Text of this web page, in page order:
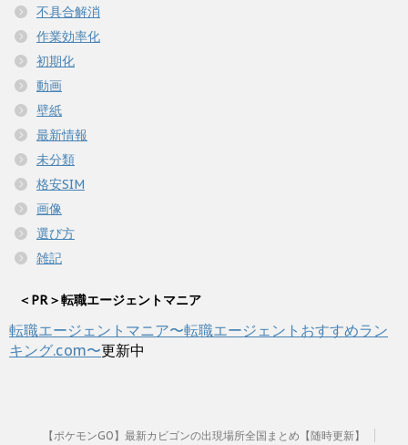
不具合解消
作業効率化
初期化
動画
壁紙
最新情報
未分類
格安SIM
画像
選び方
雑記
＜PR＞転職エージェントマニア
転職エージェントマニア〜転職エージェントおすすめラン
キング.com〜更新中
【ポケモンGO】最新カビゴンの出現場所全国まとめ【随時更新】